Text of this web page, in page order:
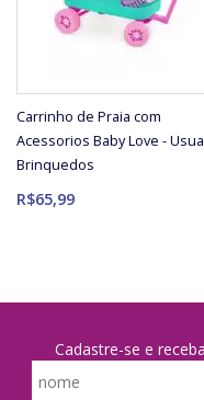
Carrinho de Praia com
Acessorios Baby Love -
Brinquedos
R$65,99
Cadastre-se e